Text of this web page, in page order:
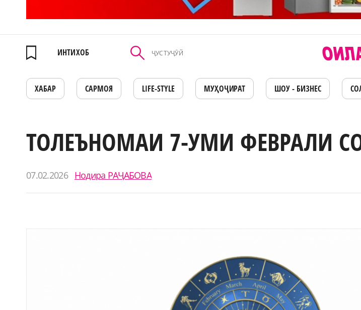
ИНТИХОБ
ХАБАР САРМОЯ LIFE-STYLE МУҲОҶИРАТ ШОУ - БИЗНЕС
ТОЛЕЪНОМАИ 7-УМИ ФЕВРАЛИ
07.02.2026 Нодира РАҶАБОВА